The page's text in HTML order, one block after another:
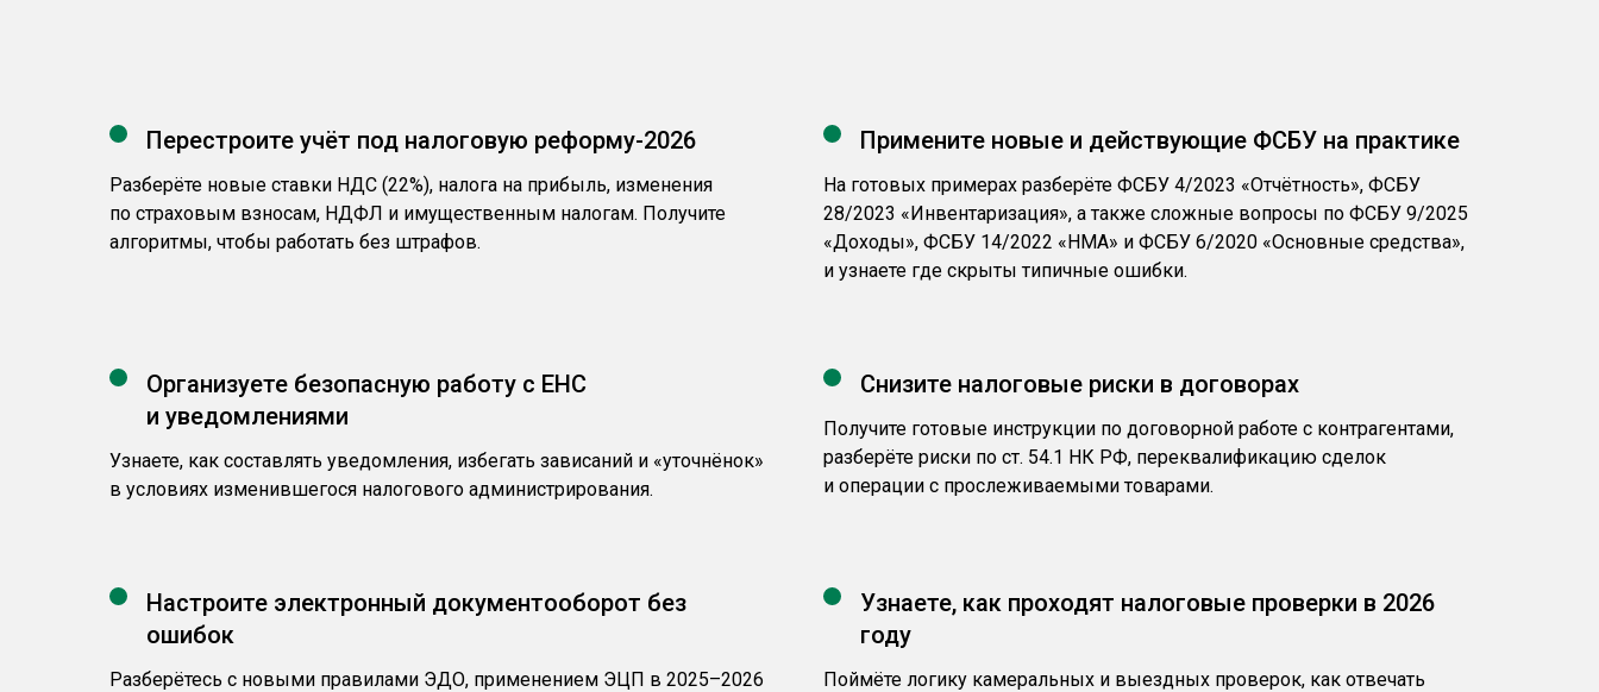
Перестроите учёт под налоговую реформу-2026
Разберёте новые ставки НДС (22%), налога на прибыль, изменения
по страховым взносам, НДФЛ и имущественным налогам. Получите
алгоритмы, чтобы работать без штрафов.
Примените новые и действующие ФСБУ на практике
На готовых примерах разберёте ФСБУ 4/2023 «Отчётность», ФСБУ
28/2023 «Инвентаризация», а также сложные вопросы по ФСБУ 9/2025
«Доходы», ФСБУ 14/2022 «НМА» и ФСБУ 6/2020 «Основные средства»,
и узнаете где скрыты типичные ошибки.
Организуете безопасную работу с ЕНС
и уведомлениями
Узнаете, как составлять уведомления, избегать зависаний и «уточнёнок»
в условиях изменившегося налогового администрирования.
Снизите налоговые риски в договорах
Получите готовые инструкции по договорной работе с контрагентами,
разберёте риски по ст. 54.1 НК РФ, переквалификацию сделок
и операции с прослеживаемыми товарами.
Настроите электронный документооборот без
ошибок
Разберётесь с новыми правилами ЭДО, применением ЭЦП в 2025–2026
Узнаете, как проходят налоговые проверки в 2026
году
Поймёте логику камеральных и выездных проверок, как отвечать